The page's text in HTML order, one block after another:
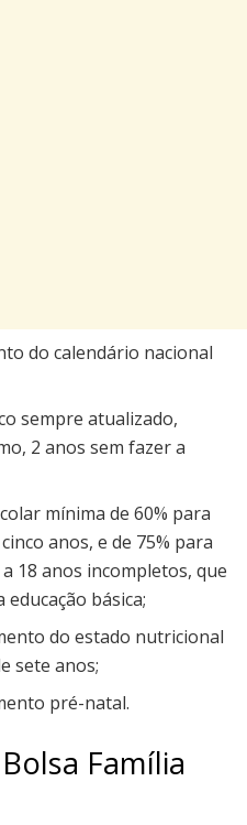
do calendário nacional
sempre atualizado,
2 anos sem fazer a
mínima de 60% para
anos, e de 75% para
18 anos incompletos, que
básica;
do estado nutricional
sete anos;
pré-natal.
Família